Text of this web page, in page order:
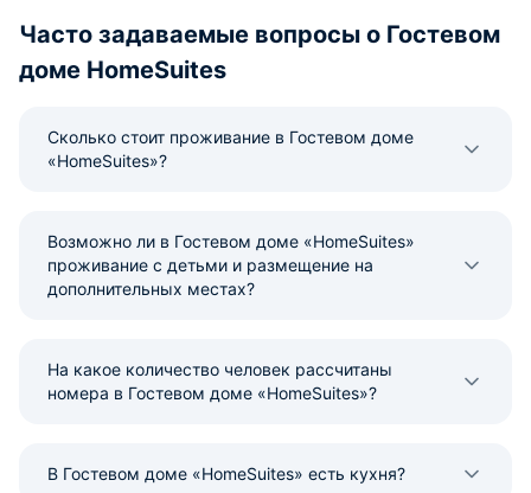
Часто задаваемые вопросы о Гостевом
доме HomeSuites
Сколько стоит проживание в Гостевом доме
«HomeSuites»?
Возможно ли в Гостевом доме «HomeSuites»
проживание с детьми и размещение на
дополнительных местах?
На какое количество человек рассчитаны
номера в Гостевом доме «HomeSuites»?
В Гостевом доме «HomeSuites» есть кухня?